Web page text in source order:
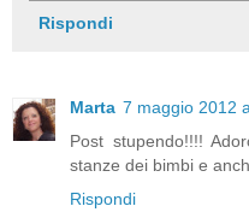
Rispondi
Marta 7 maggio 2012
Post stupendo!!!!
stanze dei bimbi e
Rispondi